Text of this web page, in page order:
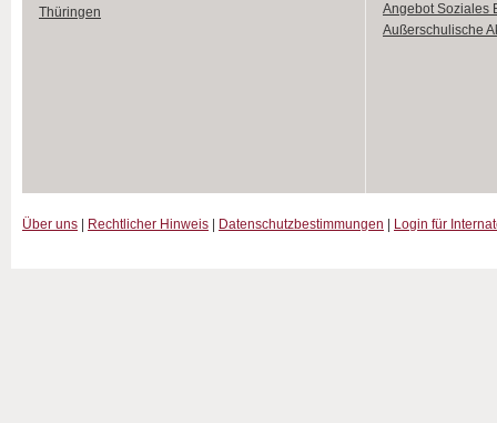
Thüringen
Angebot Soziales
Außerschulische
Über uns Rechtlicher Hinweis Datenschutzbestimmungen Login für